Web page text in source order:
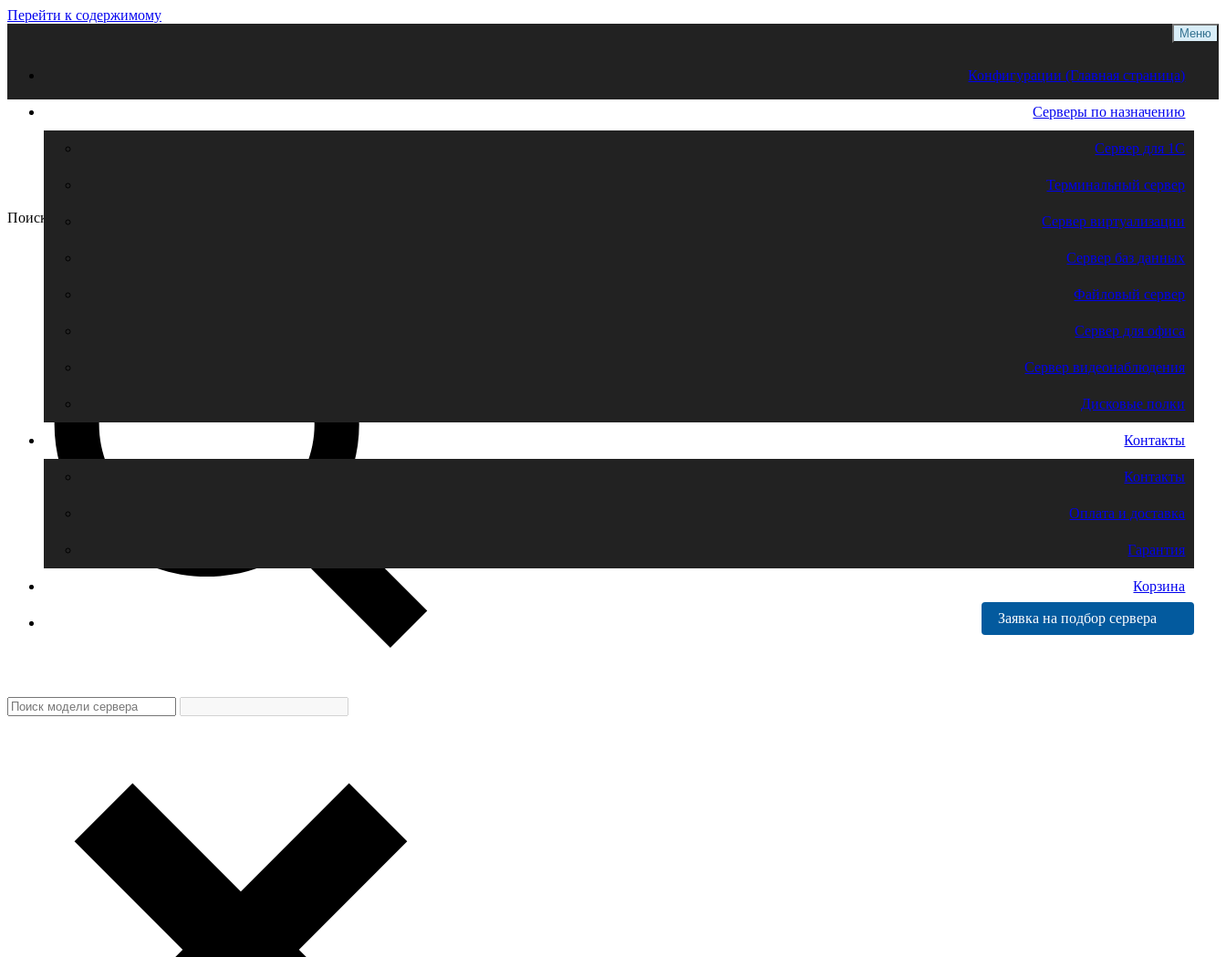
Перейти к содержимому
Меню
Конфигурации (Главная страница)
Серверы по назначению
Сервер для 1С
Терминальный сервер
Сервер виртуализации
Сервер баз данных
Файловый сервер
Сервер для офиса
Сервер видеонаблюдения
Дисковые полки
Контакты
Контакты
Оплата и доставка
Гарантия
Корзина
Заявка на подбор сервера
Поиск